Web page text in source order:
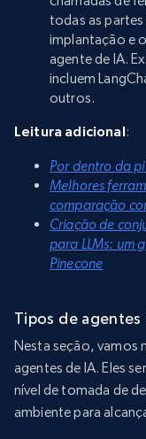
todas as
implantação e
agente de IA.
incluem
outros.
Leitura adicional:
Por dentro da
Melhores
comparação
Criação de
para LLMs: um
Pinecone
Tipos de agentes
Nesta seção, vamos
agentes de IA. Eles
nível de tomada de
ambiente para